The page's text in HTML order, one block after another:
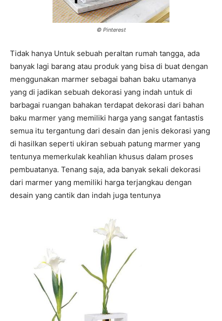
© Pinterest
Tidak hanya Untuk sebuah peraltan rumah tangga, ada
banyak lagi barang atau produk yang bisa di buat dengan
menggunakan marmer sebagai bahan baku utamanya
yang di jadikan sebuah dekorasi yang indah untuk di
barbagai ruangan bahakan terdapat dekorasi dari bahan
baku marmer yang memiliki harga yang sangat fantastis
semua itu tergantung dari desain dan jenis dekorasi yang
di hasilkan seperti ukiran sebuah patung marmer yang
tentunya memerkulak keahlian khusus dalam proses
pembuatanya. Tenang saja, ada banyak sekali dekorasi
dari marmer yang memiliki harga terjangkau dengan
desain yang cantik dan indah juga tentunya